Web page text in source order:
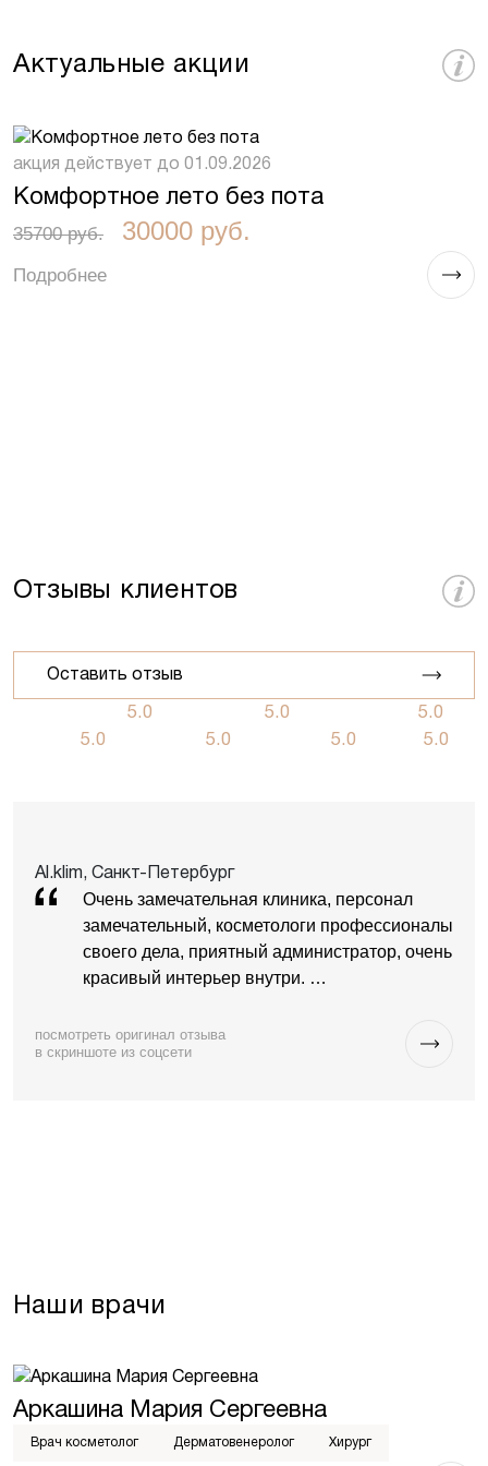
Актуальные акции
акция действует до 01.09.2026
Комфортное лето без пота
35700 руб. 30000 руб.
Подробнее
Отзывы клиентов
Оставить отзыв
5.0 5.0
5.0
5.0
5.0 5.0 5.0
Al.klim, Санкт-Петербург
Очень замечательная клиника, персонал
замечательный, косметологи профессионалы
своего дела, приятный администратор, очень
красивый интерьер внутри. …
посмотреть оригинал отзыва
в скриншоте из соцсети
Наши врачи
Аркашина Мария Сергеевна
Врач косметолог Дерматовенеролог Хирург